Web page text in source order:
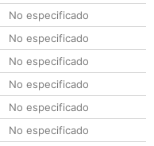
No especificado
No especificado
No especificado
No especificado
No especificado
No especificado